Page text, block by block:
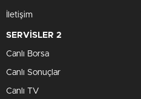
İletişim
SERVİSLER 2
Canlı Borsa
Canlı Sonuçlar
Canlı TV